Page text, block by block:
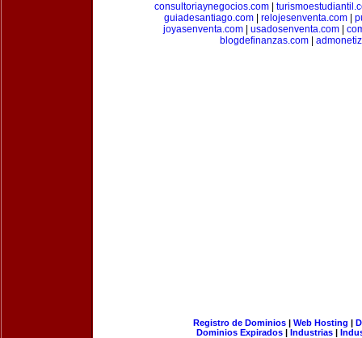
consultoriaynegocios.com
guiadesantiago.com| relojesenventa.com|
joyasenventa.com
usadosenventa.com
blogdefinanzas.com|
Registro de Dominios| Web Hosting |
Dominios Expirados | Industrias |